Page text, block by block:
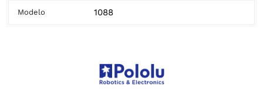
Modelo 1088